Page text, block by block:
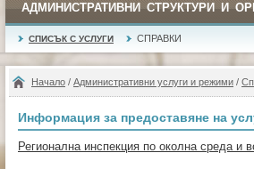
АДМИНИСТРАТИВНИ СТРУКТУРИ И
СПИСЪК С УСЛУГИ СПРАВКИ
Начало / Административни услуги и режими /
Информация за предоставяне на
Регионална инспекция по околна среда и